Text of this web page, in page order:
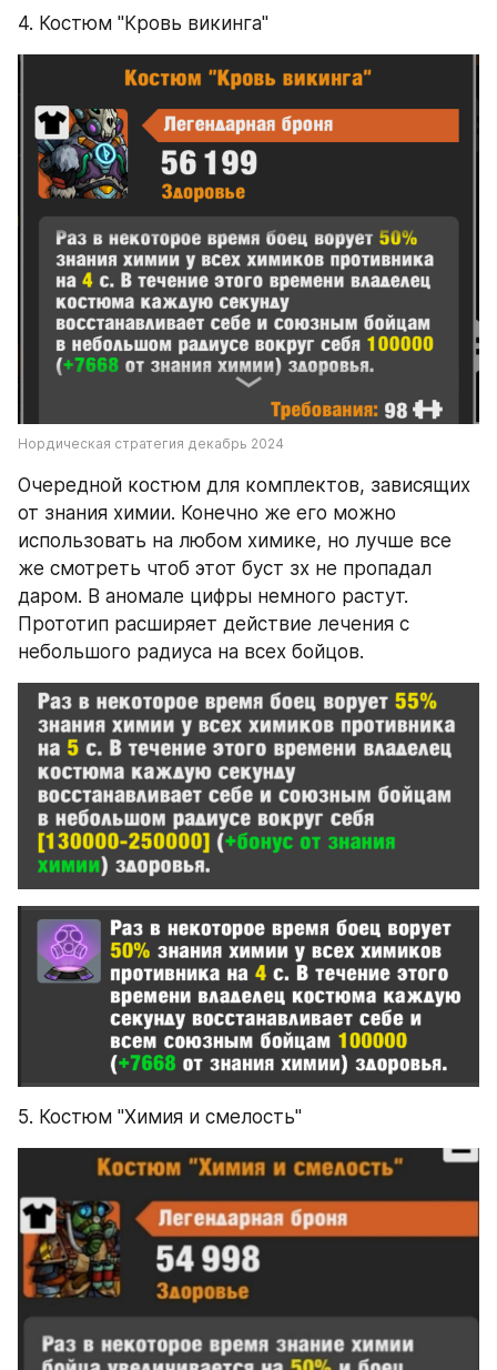
4. Костюм "Кровь викинга"
Нордическая стратегия декабрь 2024
Очередной костюм для комплектов, зависящих
от знания химии. Конечно же его можно
использовать на любом химике, но лучше все
же смотреть чтоб этот буст зх не пропадал
даром. В аномале цифры немного растут.
Прототип расширяет действие лечения с
небольшого радиуса на всех бойцов.
5. Костюм "Химия и смелость"